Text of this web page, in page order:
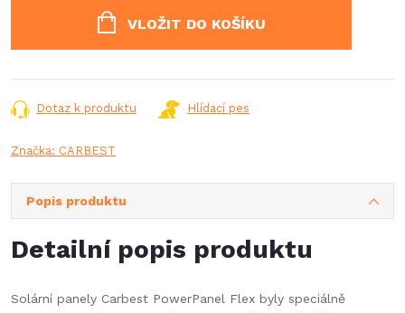
VLOŽIT DO KOŠÍKU
Dotaz k produktu Hlídací pes
Značka: CARBEST
Popis produktu
Detailní popis produktu
Solární panely Carbest PowerPanel Flex byly speciálně